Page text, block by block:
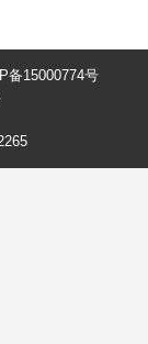
备15000774号